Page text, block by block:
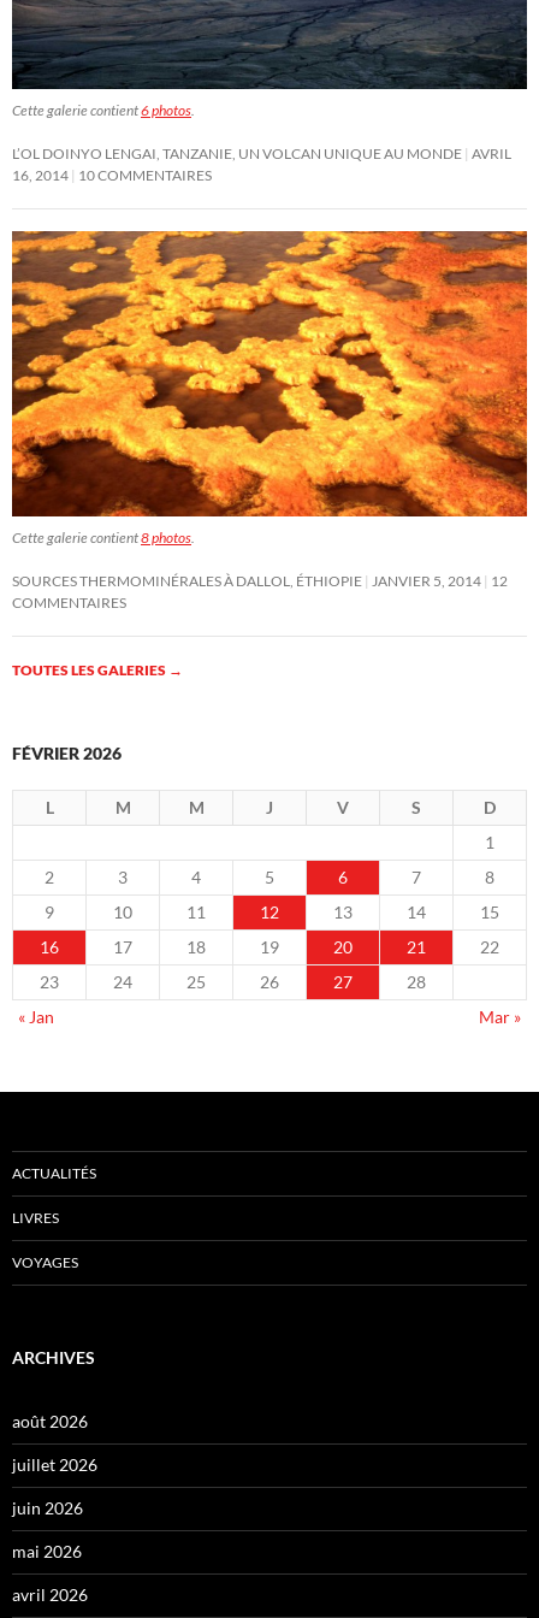
Cette galerie contient6 photos.
L’OL DOINYO LENGAI, TANZANIE, UN VOLCAN UNIQUE AU MONDE AVRIL
16, 2014 10 COMMENTAIRES
Cette galerie contient8 photos.
SOURCES THERMOMINÉRALES À DALLOL, ÉTHIOPIE JANVIER 5, 2014 12
COMMENTAIRES
TOUTES LES GALERIES →
FÉVRIER 2026
L M M J V S
D
1
2
3 4 5 6 7
8
9
10 11 12 13 14
15
16
17 18 19 20 21
22
23
24 25 26 27
28
« Jan
Mar »
ACTUALITÉS
LIVRES
VOYAGES
ARCHIVES
août 2026
juillet 2026
juin 2026
mai 2026
avril 2026